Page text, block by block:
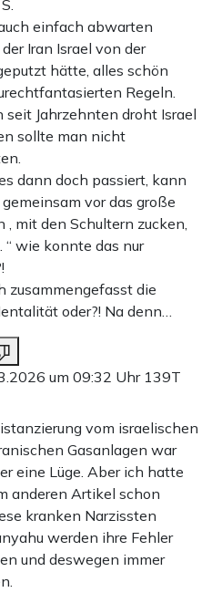
einfach abwarten
Iran Israel von der
hätte, alles schön
Regeln.
seit Jahrzehnten droht Israel
sollte man nicht
dann doch passiert, kann
vor das große
, mit den Schultern zucken,
“ wie konnte das nur
zusammengefasst die
oder?! Na denn…
um 09:32 Uhr 139T
vom israelischen
Gasanlagen war
eine Lüge. Aber ich hatte
anderen Artikel schon
kranken Narzissten
werden ihre Fehler
und deswegen immer